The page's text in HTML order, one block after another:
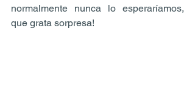
normalmente nunca lo esperaríamos,
que grata sorpresa!